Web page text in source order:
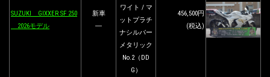
SUZUKI GIXXER SF 250
2026モデル
新車
―
ワイト / マ
ットプラチ
ナシルバー
メタリック
No.2（DD
G）
456,500円
(税込)